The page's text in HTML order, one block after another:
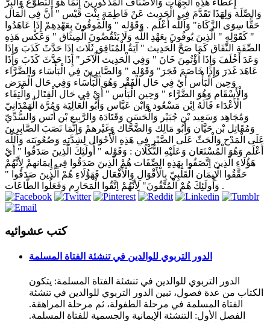
كتب عشوائيه
الدور التربوي للوالدين في تنشئة الفتاة المسلمة
الدور التربوي للوالدين في تنشئة الفتاة المسلمة: يتكون
الكتاب من عدة فصول، تبين الدور التربوي للوالدين في تنشئة
الفتاة المسلمة في مرحلة الطفولة، ثم مرحلة المراهقة.
الفصل الأول: التنشئة الإيمانية والجسمية للفتاة المسلمة.